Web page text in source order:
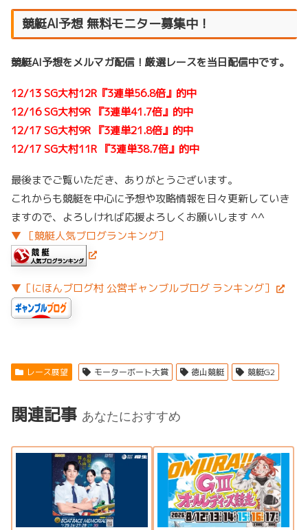
競艇AI予想 無料モニター募集中！
競艇AI予想をメルマガ配信！厳選レースを当日配信中です。
12/13 SG大村12R『3連単56.8倍』的中
12/16 SG大村9R 『3連単41.7倍』的中
12/17 SG大村9R 『3連単21.8倍』的中
12/17 SG大村11R 『3連単38.7倍』的中
最後までご覧いただき、ありがとうございます。
これからも競艇を中心に予想や攻略情報を日々更新していき
ますので、よろしければ応援よろしくお願いします ^^
▼ ［競艇人気ブログランキング］
▼［にほんブログ村 公営ギャンブルブログ ランキング］
レース展望 モーターボート大賞 徳山競艇 競艇G2
関連記事 あなたにおすすめ